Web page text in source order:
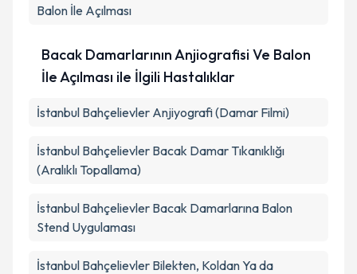
Balon İle Açılması
Bacak Damarlarının Anjiografisi Ve Balon
İle Açılması ile İlgili Hastalıklar
İstanbul Bahçelievler Anjiyografi (Damar Filmi)
İstanbul Bahçelievler Bacak Damar Tıkanıklığı
(Aralıklı Topallama)
İstanbul Bahçelievler Bacak Damarlarına Balon
Stend Uygulaması
İstanbul Bahçelievler Bilekten, Koldan Ya da